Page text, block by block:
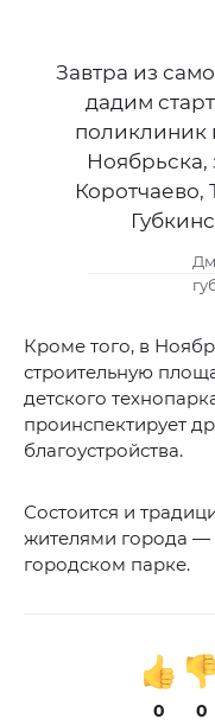
Завтра из
дадим
поликлиник
Ноябрьска,
Коротчаево,
Кроме того, в
строительную
детского
проинспектирует
благоустройства.
Состоится и
жителями города —
городском парке.
0 0